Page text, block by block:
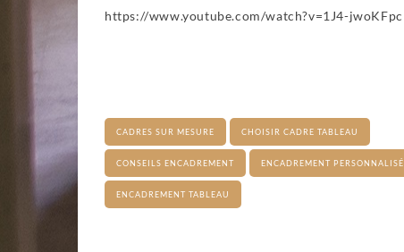
https://www.youtube.com/watch?v=1J4-jwoKFpc
CADRES SUR MESURE CHOISIR CADRE TABLEAU
CONSEILS ENCADREMENT ENCADREMENT PERSONNALISÉ
ENCADREMENT TABLEAU